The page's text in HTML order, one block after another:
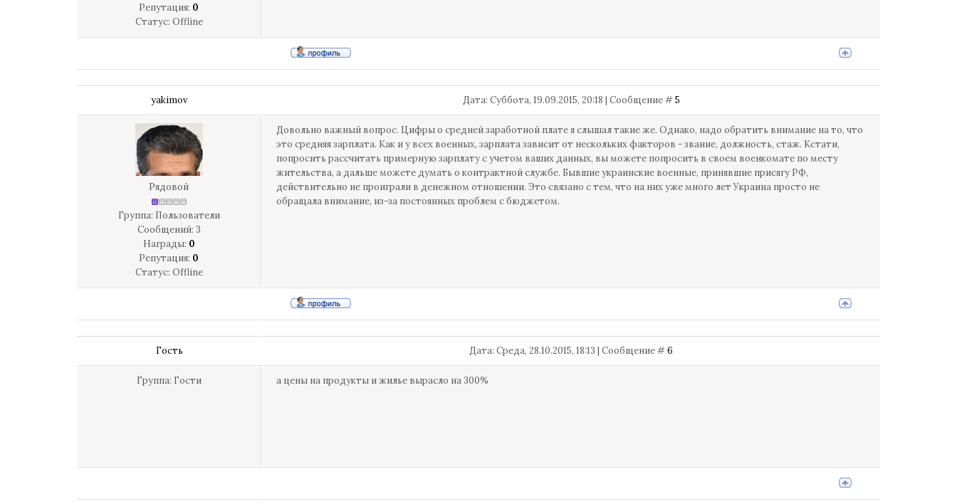
Репутация: 0
Статус: Offline
yakimov Дата: Суббота, 19.09.2015, 20:18 | Сообщение #5
Рядовой
Группа: Пользователи
Сообщений: 3
Награды: 0
Репутация: 0
Статус: Offline
Довольно важный вопрос. Цифры о средней заработной плате я слышал такие же. Однако, надо обратить внимание на то, что
это средняя зарплата. Как и у всех военных, зарплата зависит от нескольких факторов - звание, должность, стаж. Кстати,
попросить рассчитать примерную зарплату с учетом ваших данных, вы можете попросить в своем военкомате по месту
жительства, а дальше можете думать о контрактной службе. Бывшие украинские военные, принявшие присягу РФ,
действительно не проиграли в денежном отношении. Это связано с тем, что на них уже много лет Украина просто не
обращала внимание, из-за постоянных проблем с бюджетом.
Гость Дата: Среда, 28.10.2015, 18:13 | Сообщение #6
Группа: Гости а цены на продукты и жилье вырасло на 300%